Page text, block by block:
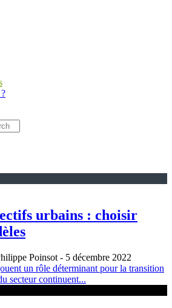
urbains : choisir
Poinsot - 5 décembre 2022
un rôle déterminant pour la transition
secteur continuent...